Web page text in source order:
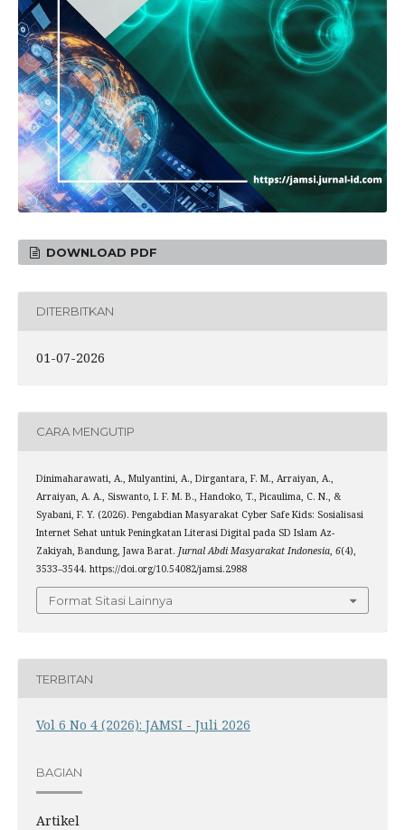
DOWNLOAD PDF
DITERBITKAN
01-07-2026
CARA MENGUTIP
Dinimaharawati, A., Mulyantini, A., Dirgantara, F. M., Arraiyan, A.,
Arraiyan, A. A., Siswanto, I. F. M. B., Handoko, T., Picaulima, C. N., &
Syabani, F. Y. (2026). Pengabdian Masyarakat Cyber Safe Kids: Sosialisasi
Internet Sehat untuk Peningkatan Literasi Digital pada SD Islam Az-
Zakiyah, Bandung, Jawa Barat. Jurnal Abdi Masyarakat Indonesia, 6(4),
3533–3544. https://doi.org/10.54082/jamsi.2988
Format Sitasi Lainnya
TERBITAN
Vol 6 No 4 (2026): JAMSI - Juli 2026
BAGIAN
Artikel